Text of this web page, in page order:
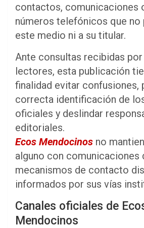
contactos, comunicaciones
números telefónicos que no
este medio ni a su titular.
Ante consultas recibidas
lectores, esta publicación
finalidad evitar confusiones,
correcta identificación de
oficiales y deslindar
editoriales.
Ecos Mendocinos no
alguno con comunicaciones
mecanismos de contacto
informados por sus vías
Canales oficiales de
Mendocinos